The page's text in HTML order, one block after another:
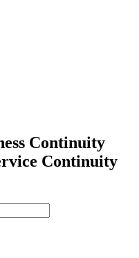
Continuity
Continuity